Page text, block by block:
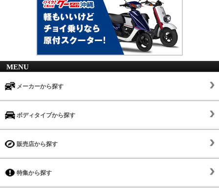
MENU
メーカーから探す
ボディタイプから探す
販売店から探す
特集から探す